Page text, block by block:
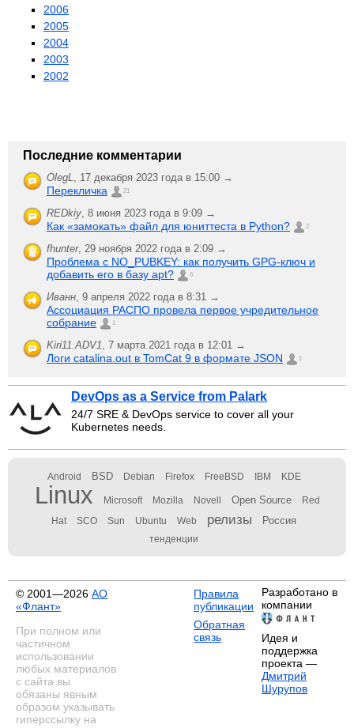
2006
2005
2004
2003
2002
Последние комментарии
OlegL, 17 декабря 2023 года в 15:00 →
Перекличка 21
REDkiy, 8 июня 2023 года в 9:09 →
Как «замокать» файл для юниттеста в Python? 2
fhunter, 29 ноября 2022 года в 2:09 →
Проблема с NO_PUBKEY: как получить GPG-ключ и
добавить его в базу apt?
6
Иванн, 9 апреля 2022 года в 8:31 →
Ассоциация РАСПО провела первое учредительное
собрание
1
Kiri11.ADV1, 7 марта 2021 года в 12:01 →
Логи catalina.out в TomCat 9 в формате JSON 1
DevOps as a Service from Palark
24/7 SRE & DevOps service to cover all your
Kubernetes needs.
Android BSD Debian Firefox FreeBSD IBM KDE
Linux Microsoft Mozilla Novell Open Source Red
Hat SCO Sun Ubuntu Web релизы Россия
тенденции
© 2001—2026 АО
«Флант»
При полном или
частичном
использовании
любых материалов
с сайта вы
обязаны явным
образом указывать
гиперссылку на
Правила
публикации
Обратная
связь
Разработано в
компании
Идея и
поддержка
проекта —
Дмитрий
Шурупов